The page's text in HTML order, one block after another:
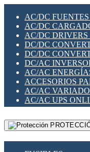
SWITCH Y
TARJETAS PI
UNIÓN Y
PLACAS
SWITCHES Y
SOLUCIONES
SOLUCIONES
SOLUCIONES
SEGURIDAD
SWITCHES LAN
TELEFONÍA IP
VIGILANCIA IP
MESHTASTIC
AC/DC
AC/DC
AC/DC DRIVERS
DC/DC
DC/DC
DC/AC
AC/AC
ACCESORIOS
AC/AC
AC/AC UPS